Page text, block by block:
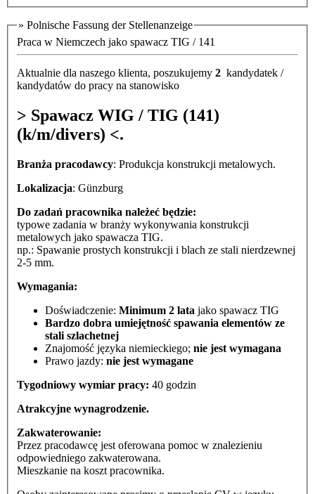
Übersetzung Gruppe
» Polnische Fassung der Stellenanzeige
Praca w Niemczech jako spawacz TIG / 141
Aktualnie dla naszego klienta, poszukujemy 2 kandydatek /
kandydatów do pracy na stanowisko
> Spawacz WIG / TIG (141)
(k/m/divers) <.
Branża pracodawcy: Produkcja konstrukcji metalowych.
Lokalizacja: Günzburg
Do zadań pracownika należeć będzie:
typowe zadania w branży wykonywania konstrukcji
metalowych jako spawacza TIG.
np.: Spawanie prostych konstrukcji i blach ze stali nierdzewnej
2-5 mm.
Wymagania:
Doświadczenie: Minimum 2 lata jako spawacz TIG
Bardzo dobra umiejętność spawania elementów ze
stali szlachetnej
Znajomość języka niemieckiego; nie jest wymagana
Prawo jazdy: nie jest wymagane
Tygodniowy wymiar pracy: 40 godzin
Atrakcyjne wynagrodzenie.
Zakwaterowanie:
Przez pracodawcę jest oferowana pomoc w znalezieniu
odpowiedniego zakwaterowana.
Mieszkanie na koszt pracownika.